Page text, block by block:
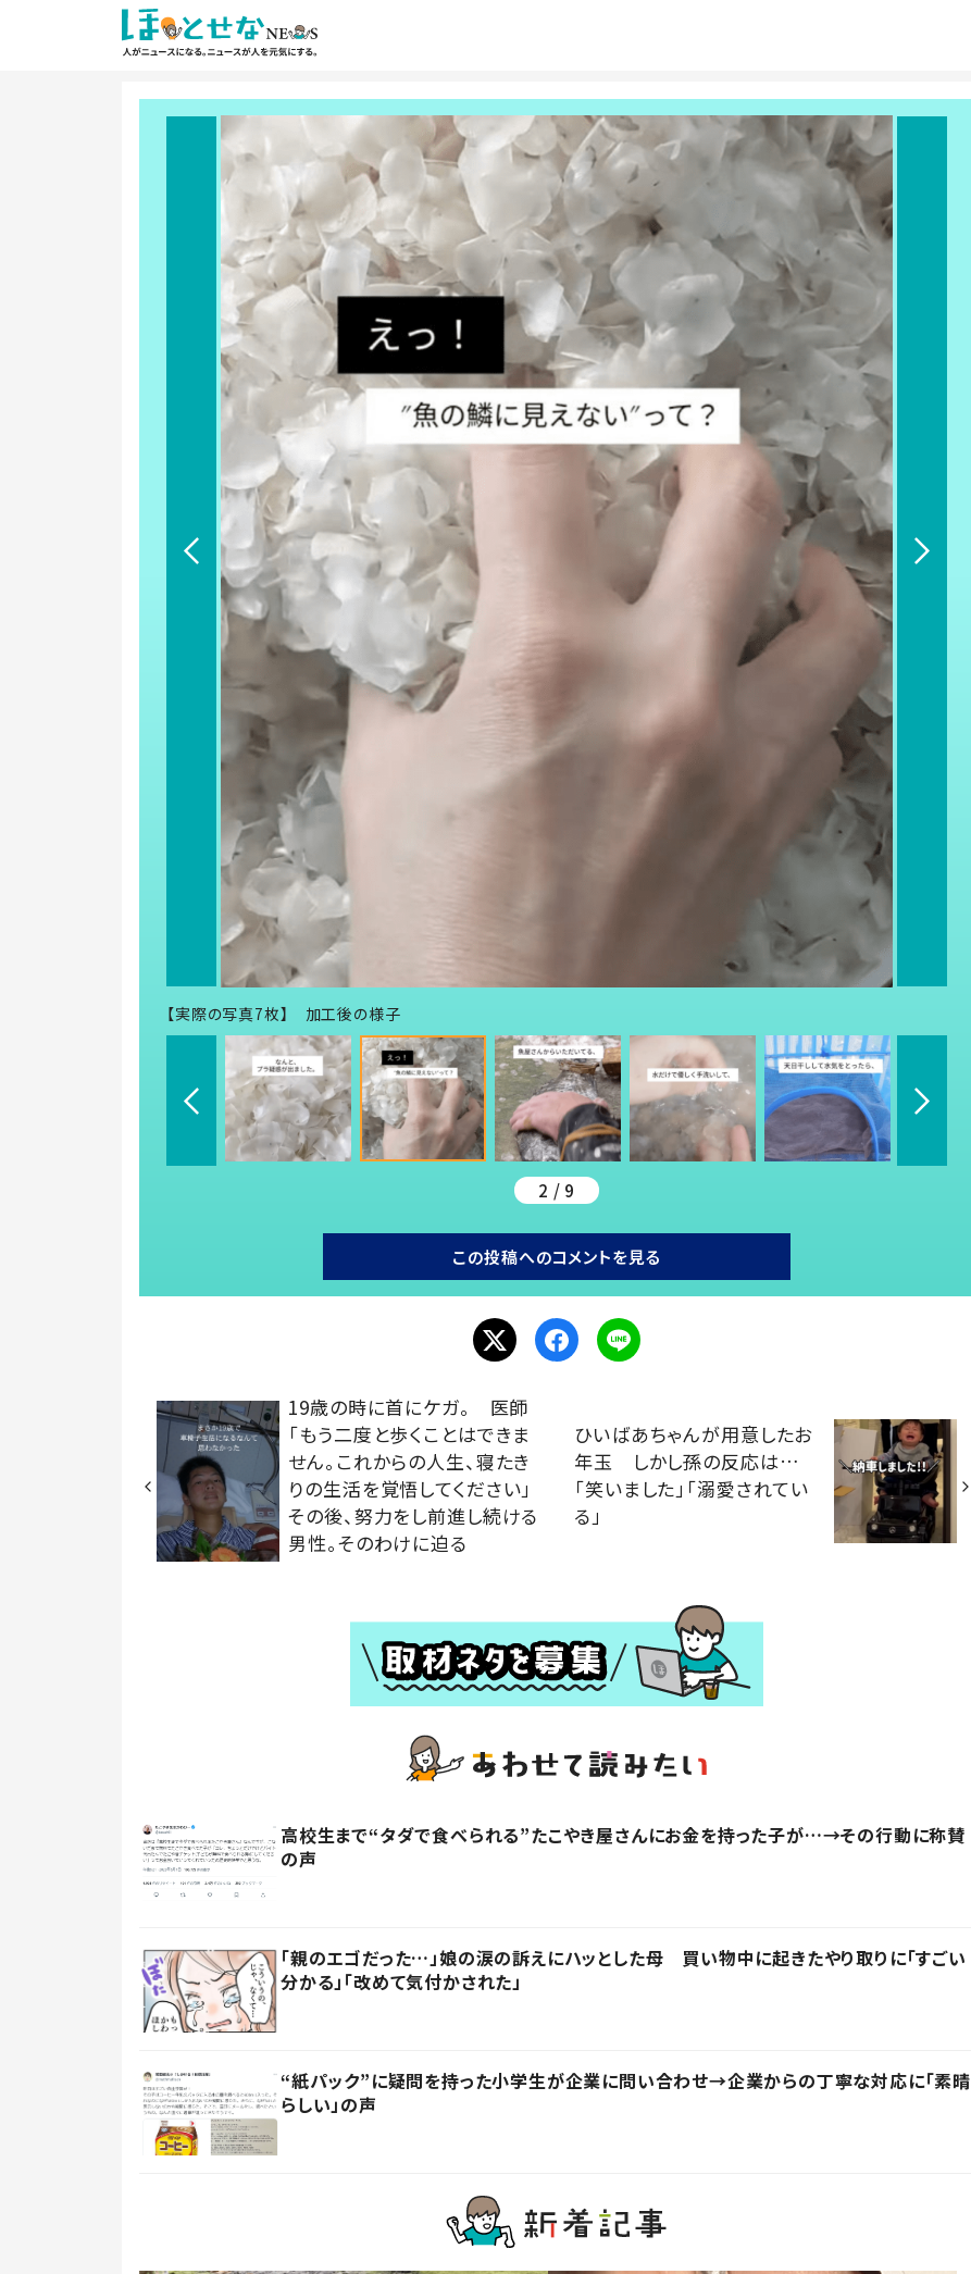
【実際の写真7枚】 加工後の様子
2 / 9
この投稿へのコメントを見る
19歳の時に首にケガ。 医師
「もう二度と歩くことはできま
せん。これからの人生、寝たき
りの生活を覚悟してください」
その後、努力をし前進し続ける
男性。そのわけに迫る
ひいばあちゃんが用意したお
年玉 しかし孫の反応は…
「笑いました」「溺愛されてい
る」
高校生まで“タダで食べられる”たこやき屋さんにお金を持った子が…→その行動に称賛
の声
「親のエゴだった…」娘の涙の訴えにハッとした母 買い物中に起きたやり取りに「すごい
分かる」「改めて気付かされた」
“紙パック”に疑問を持った小学生が企業に問い合わせ→企業からの丁寧な対応に「素晴
らしい」の声